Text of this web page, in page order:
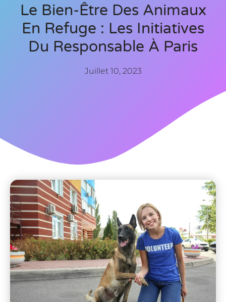
Le Bien-Être Des Animaux
En Refuge : Les Initiatives
Du Responsable À Paris
Juillet 10, 2023